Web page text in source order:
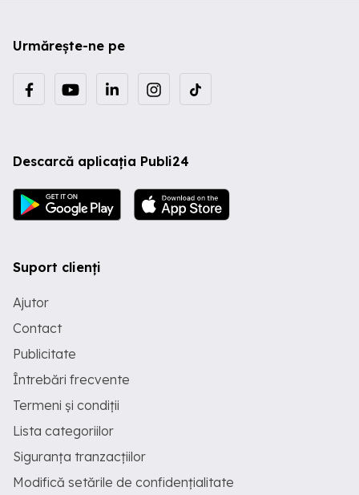
Urmărește-ne pe
Descarcă aplicația Publi24
Suport clienți
Ajutor
Contact
Publicitate
Întrebări frecvente
Termeni și condiții
Lista categoriilor
Siguranța tranzacțiilor
Modifică setările de confidențialitate